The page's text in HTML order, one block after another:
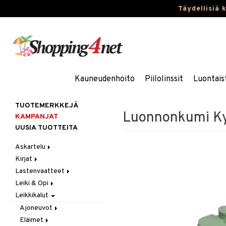
Täydellisiä
Kauneudenhoito Piilolinssit
Luonnonkumi
TUOTEMERKKEJÄ
KAMPANJAT
UUSIA TUOTTEITA
Askartelu
Askartelumateriaalit
Askartelusetti
Helmet
Koulutarvikkeet
Muovailuvaha
Piirrä ja maalaa
Kirjat
Askartelukirjat
Maalauskirjat
Päiväkirjat
Lastenvaatteet
Alaosat
Leggingsit
Alusvaatteet & Sukat
Kengät
Mekot
Leiki & Opi
Opetuslelut
Oppimispelit
Soittimet
Leikkikalut
Ajoneuvot
Autoradat
Eläimet